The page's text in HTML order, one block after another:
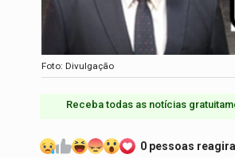
Foto: Divulgação
Receba todas as notícias
0 pessoas